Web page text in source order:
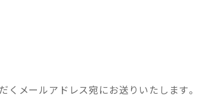
くメールアドレス宛にお送りいたします。